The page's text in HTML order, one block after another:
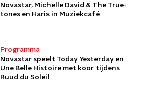
Novastar, Michelle David & The True-
tones en Haris in Muziekcafé
Programma
Novastar speelt Today Yesterday en
Une Belle Histoire met koor tijdens
Ruud du Soleil